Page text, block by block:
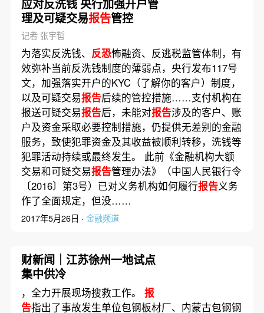
应对反洗钱 央行加强开户管
理及可疑交易报告管控
记者 张宇哲
为落实反洗钱、 反恐怖融资、反逃税监管体制，有
效弥补当前反洗钱制度的薄弱点，央行发布117号
文，加强落实开户的KYC（了解你的客户）制度，
以及可疑交易报告后续的管控措施……支付机构在
报送可疑交易报告后，未能对报告涉及的客户、账
户及资金采取必要控制措施，仍提供无差别的金融
服务，致使犯罪资金及其收益被顺利转移，洗钱等
犯罪活动持续或最终发生。 此前《金融机构大额
交易和可疑交易报告管理办法》（中国人民银行令
〔2016〕第3号）已对义务机构如何履行报告义务
作了全面规定，但没……
2017年5月26日 · 金融频道
财新闻｜江苏徐州一地试点
集中供冷
，全力开展现场搜救工作。 报
告指出了事故发生单位包钢板材厂、内蒙古包钢钢